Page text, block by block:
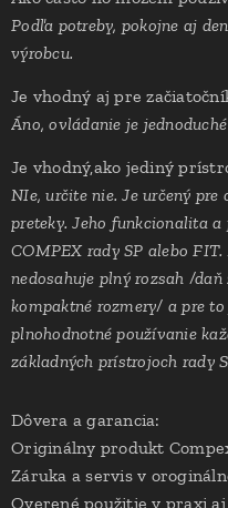
Podľa potreby, pokojne aj
výrobcu.
Je vhodný aj pre
Áno, ovládanie je
Je vhodný,ako jediný
NIe, určite nie. Je určený
preteky. Jeho funkcionalita
COMPEX rady SP alebo
nedosahuje plný rozsah /
kompaktné rozmery/ a pre
plnohodnotné používanie
základných prístrojoch rady
Dôvera a garancia:
Originálny produkt
Záruka a servis v
Overené použitie v praxi